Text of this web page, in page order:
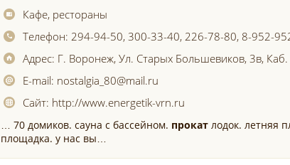
Кафе, рестораны
Телефон:294-94-50, 300-33-40, 226-78-80, 8-952-
Адрес: Г. Воронеж, Ул. Старых Большевиков, 3в,
E-mail: nostalgia_80@mail.ru
Сайт: http://www.energetik-vrn.ru
… 70 домиков. сауна с бассейном. прокат лодок. летняя
площадка. у нас вы…